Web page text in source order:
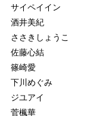
サイペイイン
酒井美紀
ささきしょうこ
佐藤心結
篠崎愛
下川めぐみ
ジユアイ
菅楓華